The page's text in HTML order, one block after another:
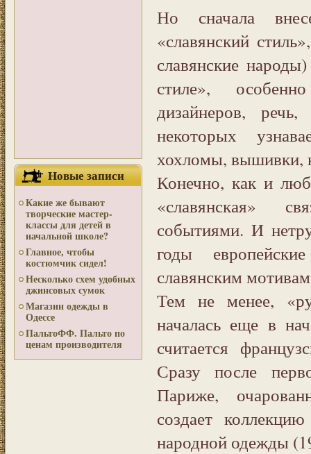
Новые записи
Какие же бывают
творческие мастер-
классы для детей в
начальной школе?
Главное, чтобы
костюмчик сидел!
Несколько схем удобных
джинсовых сумок
Магазин одежды в
Одессе
ПальтоФФ. Пальто по
ценам производителя
Но сначала
«славянский
славянские
стиле»,
дизайнеров,
некоторых
хохломы, вышивки,
Конечно, как и
«славянская»
событиями. И
годы
славянским
Тем не менее,
началась еще в
считается
Сразу после
Париже,
создает
народной одежды